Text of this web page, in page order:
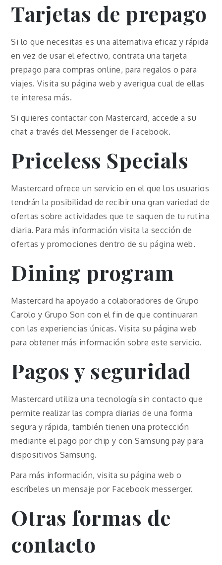
Tarjetas de prepago
Si lo que necesitas es una alternativa eficaz y rápida
en vez de usar el efectivo, contrata una tarjeta
prepago para compras online, para regalos o para
viajes. Visita su página web y averigua cual de ellas
te interesa más.
Si quieres contactar con Mastercard, accede a su
chat a través del Messenger de Facebook.
Priceless Specials
Mastercard ofrece un servicio en el que los usuarios
tendrán la posibilidad de recibir una gran variedad de
ofertas sobre actividades que te saquen de tu rutina
diaria. Para más información visita la sección de
ofertas y promociones dentro de su página web.
Dining program
Mastercard ha apoyado a colaboradores de Grupo
Carolo y Grupo Son con el fin de que continuaran
con las experiencias únicas. Visita su página web
para obtener más información sobre este servicio.
Pagos y seguridad
Mastercard utiliza una tecnología sin contacto que
permite realizar las compra diarias de una forma
segura y rápida, también tienen una protección
mediante el pago por chip y con Samsung pay para
dispositivos Samsung.
Para más información, visita su página web o
escríbeles un mensaje por Facebook messerger.
Otras formas de
contacto